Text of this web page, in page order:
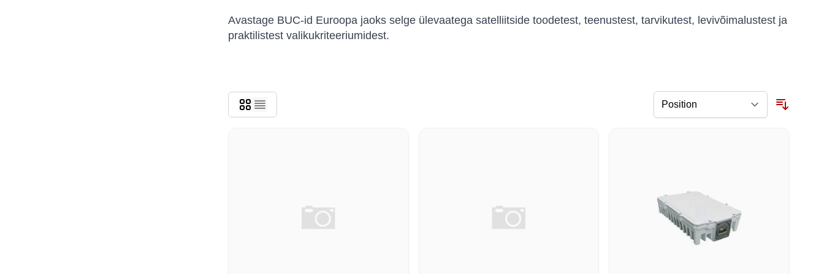
Avastage BUC-id Euroopa jaoks selge ülevaatega satelliitside toodetest, teenustest, tarvikutest, levivõimalustest ja
praktilistest valikukriteeriumidest.